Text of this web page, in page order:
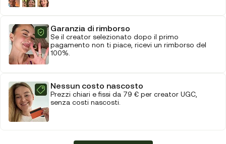
Garanzia di rimborso
Se il creator selezionato dopo il primo
pagamento non ti piace, ricevi un rimborso del
100%.
Nessun costo nascosto
Prezzi chiari e fissi da 79 € per creator UGC,
senza costi nascosti.